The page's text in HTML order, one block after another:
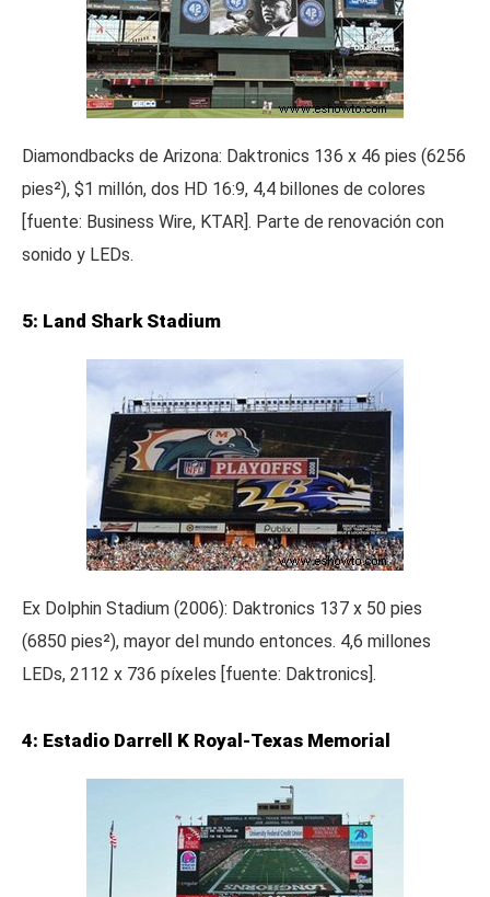
Diamondbacks de Arizona: Daktronics 136 x 46 pies (6256
pies²), $1 millón, dos HD 16:9, 4,4 billones de colores
[fuente: Business Wire, KTAR]. Parte de renovación con
sonido y LEDs.
5: Land Shark Stadium
Ex Dolphin Stadium (2006): Daktronics 137 x 50 pies
(6850 pies²), mayor del mundo entonces. 4,6 millones
LEDs, 2112 x 736 píxeles [fuente: Daktronics].
4: Estadio Darrell K Royal-Texas Memorial